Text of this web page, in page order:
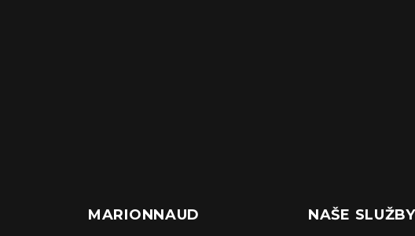
MARIONNAUD NAŠE SLUŽBY